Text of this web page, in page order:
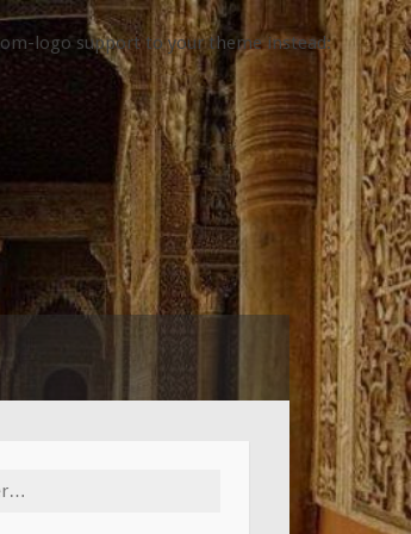
logo support to your theme instead: